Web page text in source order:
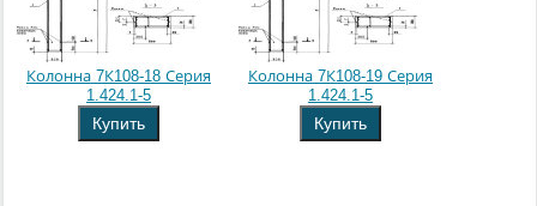
Колонна 7К108-18 Серия
1.424.1-5
Купить
Колонна 7К108-19 Серия
1.424.1-5
Купить